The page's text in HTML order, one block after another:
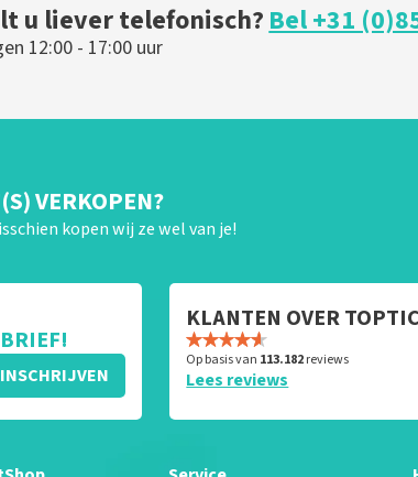
u liever telefonisch?Bel +31
12:00 - 17:00 uur
VERKOPEN?
kopen wij ze wel van je!
INSCHRIJVEN
KLANTEN OVER
Op basis van 113.182reviews
Lees reviews